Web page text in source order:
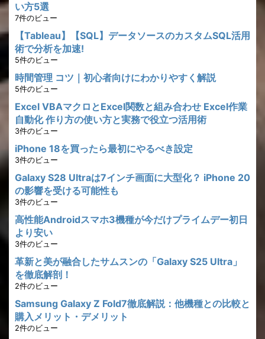
い方5選
7件のビュー
【Tableau】【SQL】データソースのカスタムSQL活用
術で分析を加速!
5件のビュー
時間管理 コツ｜初心者向けにわかりやすく解説
5件のビュー
Excel VBAマクロとExcel関数と組み合わせ Excel作業
自動化 作り方の使い方と実務で役立つ活用術
3件のビュー
iPhone 18を買ったら最初にやるべき設定
3件のビュー
Galaxy S28 Ultraは7インチ画面に大型化？ iPhone 20
の影響を受ける可能性も
3件のビュー
高性能Androidスマホ3機種が今だけプライムデー初日
より安い
3件のビュー
革新と美が融合したサムスンの「Galaxy S25 Ultra」
を徹底解剖！
2件のビュー
Samsung Galaxy Z Fold7徹底解説：他機種との比較と
購入メリット・デメリット
2件のビュー